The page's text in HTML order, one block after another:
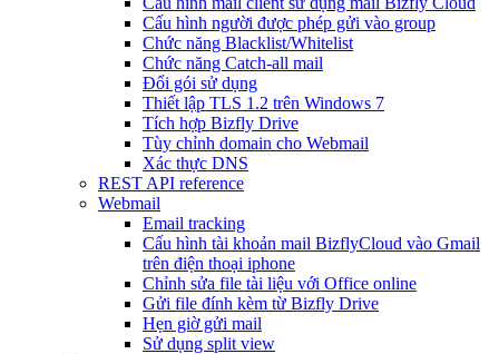
Cấu hình người được phép gửi vào group
Chức năng Blacklist/Whitelist
Chức năng Catch-all mail
Đổi gói sử dụng
Thiết lập TLS 1.2 trên Windows 7
Tích hợp Bizfly Drive
Tùy chỉnh domain cho Webmail
Xác thực DNS
REST API reference
Webmail
Email tracking
Cấu hình tài khoản mail BizflyCloud vào Gmail
trên điện thoại iphone
Chỉnh sửa file tài liệu với Office online
Gửi file đính kèm từ Bizfly Drive
Hẹn giờ gửi mail
Sử dụng split view